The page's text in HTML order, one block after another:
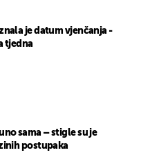
je datum vjenčanja -
tjedna
sama – stigle su je
postupaka